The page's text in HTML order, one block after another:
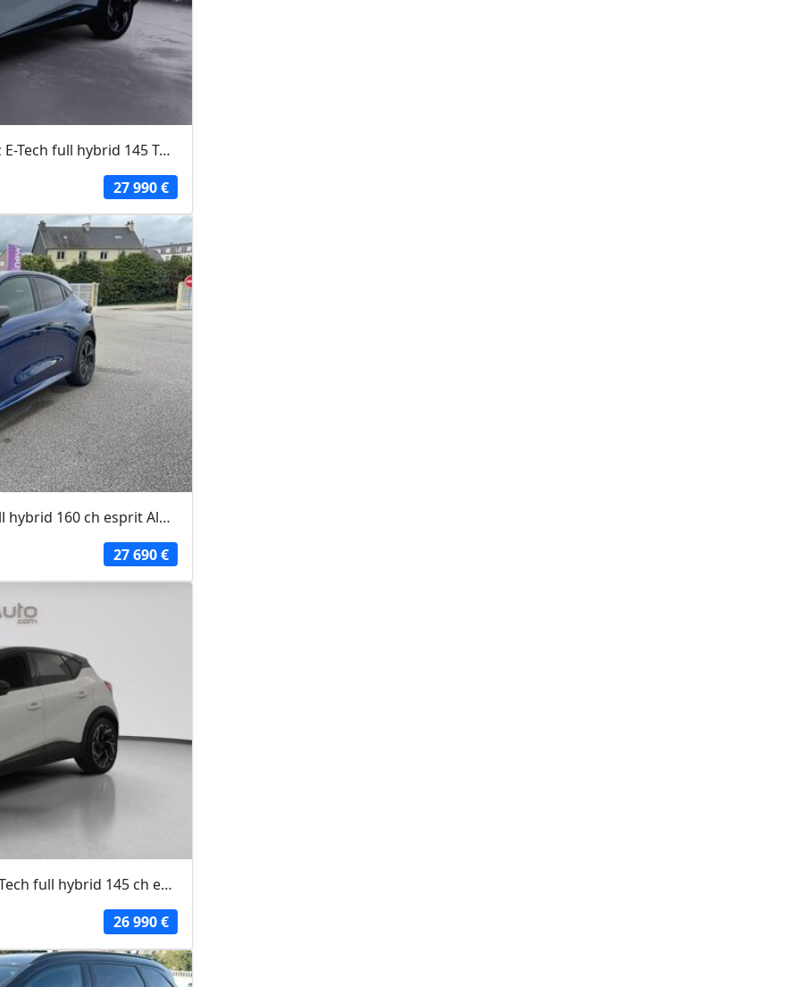
RENAULT SYMBIOZ 2025 - Blanc - Symbioz E-Tech full hybrid 145 Techno
27 990 €
RENAULT CLIO 2026 - RQH - Clio E-Tech full hybrid 160 ch esprit Alpine
27 690 €
RENAULT CAPTUR 2025 - Blanc - Captur E-Tech full hybrid 145 ch esprit Alpine
26 990 €